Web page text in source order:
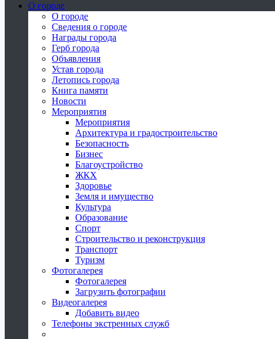
О городе
О городе
Сведения о городе
Награды города
Герб города
Объявления
Устав города
Летопись города
Книга памяти
Новости
Мероприятия
Мероприятия
Архитектура и градостроительство
Безопасность
Бизнес
Благоустройство
ЖКХ
Здоровье
Земля и имущество
Культура
Образование
Спорт
Строительство и реконструкция
Транспорт
Туризм
Фотогалерея
Фотогалерея
Загрузить фотографии
Видеогалерея
Добавить видео
Телефоны экстренных служб